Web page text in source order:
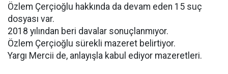
Özlem Çerçioğlu hakkında da devam eden 15 suç
dosyası var.
2018 yılından beri davalar sonuçlanmıyor.
Özlem Çerçioğlu sürekli mazeret belirtiyor.
Yargı Mercii de, anlayışla kabul ediyor mazeretleri.